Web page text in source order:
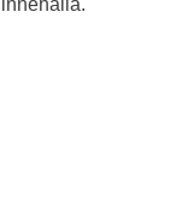
innehålla.